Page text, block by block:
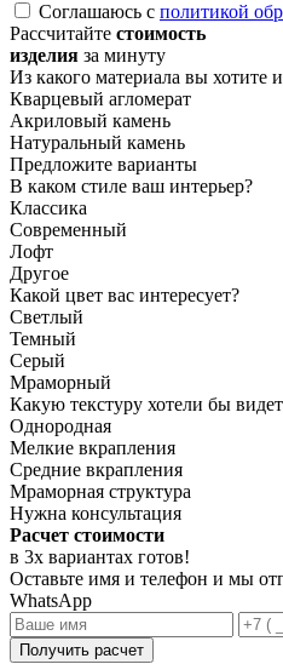
Соглашаюсь с политикой
Рассчитайте стоимость
изделия за минуту
Из какого материала вы хотите
Кварцевый агломерат
Акриловый камень
Натуральный камень
Предложите варианты
В каком стиле ваш интерьер?
Классика
Современный
Лофт
Другое
Какой цвет вас интересует?
Светлый
Темный
Серый
Мраморный
Какую текстуру хотели бы
Однородная
Мелкие вкрапления
Средние вкрапления
Мраморная структура
Нужна консультация
Расчет стоимости
в 3х вариантах готов!
Оставьте имя и телефон и мы
WhatsApp
Получить расчет